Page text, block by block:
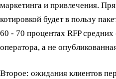
маркетинга и привлечения.
котировкой будет в пользу
60 - 70 процентах RFP
оператора, а не
Второе: ожидания клиентов